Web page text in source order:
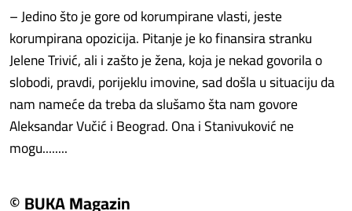
– Jedino što je gore od korumpirane vlasti, jeste
korumpirana opozicija. Pitanje je ko finansira stranku
Jelene Trivić, ali i zašto je žena, koja je nekad govorila o
slobodi, pravdi, porijeklu imovine, sad došla u situaciju da
nam nameće da treba da slušamo šta nam govore
Aleksandar Vučić i Beograd. Ona i Stanivuković ne
mogu........
© BUKA Magazin